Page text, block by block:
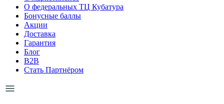
О федеральных ТЦ Кубатура
Бонусные баллы
Акции
Доставка
Гарантия
Блог
B2B
Стать Партнёром